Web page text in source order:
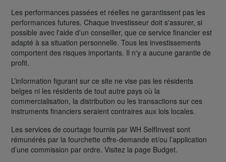
Les performances passées et réelles ne garantissent pas les
performances futures. Chaque investisseur doit s'assurer, si
possible avec l'aide d'un conseiller, que ce service financier est
adapté à sa situation personnelle. Tous les investissements
comportent des risques importants. Il n'y a aucune garantie de
profit.
L’information figurant sur ce site ne vise pas les résidents
belges ni les résidents de tout autre pays où la
commercialisation, la distribution ou les transactions sur ces
instruments financiers seraient contraires aux lois locales.
Les services de courtage fournis par WH SelfInvest sont
rémunérés par la fourchette offre-demande et/ou l’application
d’une commission par ordre. Visitez la page Budget.